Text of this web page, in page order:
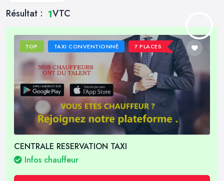
Résultat : 1VTC
TOP TAXI CONVENTIONNÉ 7 PLACES
CENTRALE RESERVATION TAXI
Infos chauffeur